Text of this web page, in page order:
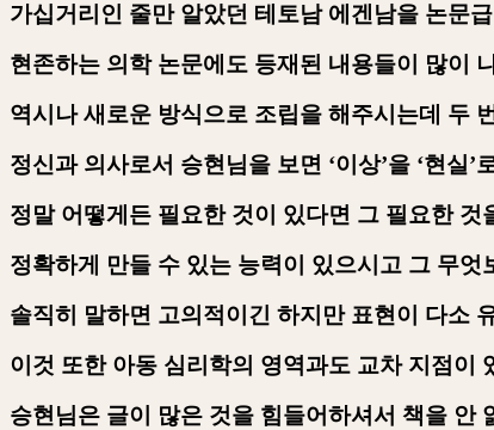
가십거리인 줄만 알았던 테토남 에겐남을 논문
현존하는 의학 논문에도 등재된 내용들이 많이
역시나 새로운 방식으로 조립을 해주시는데 두
정신과 의사로서 승현님을 보면 ‘이상’을 ‘현실’
정말 어떻게든 필요한 것이 있다면 그 필요한 것
정확하게 만들 수 있는 능력이 있으시고 그 무
솔직히 말하면 고의적이긴 하지만 표현이 다소
이것 또한 아동 심리학의 영역과도 교차 지점이
승현님은 글이 많은 것을 힘들어하셔서 책을 안